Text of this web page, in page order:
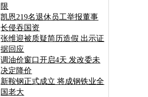
限
凯恩219名退休员工举报董事
长侵吞国资
张维迎被质疑简历造假 出示证
据回应
调油价窗口开启4天 发改委未
决定降价
新鞍钢正式成立 将成钢铁业全
国老大